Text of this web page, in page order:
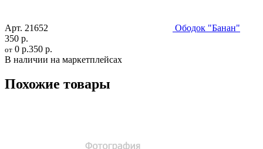
Арт. 21652
Ободок "Банан"
350 р.
от 0 р.350 р.
В наличии на маркетплейсах
Похожие товары